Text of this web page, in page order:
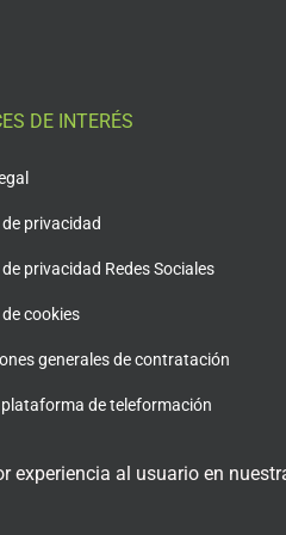
DE INTERÉS
privacidad
privacidad Redes Sociales
cookies
generales de contratación
de teleformación
al usuario en